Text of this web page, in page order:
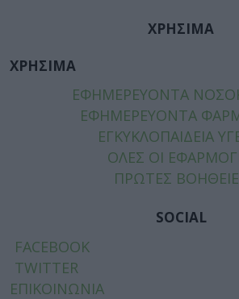
ΧΡΗΣΙΜΑ
ΧΡΗΣΙΜΑ
ΕΦΗΜΕΡΕΥΟΝΤΑ
ΕΦΗΜΕΡΕΥΟΝΤΑ
ΕΓΚΥΚΛΟΠΑΙΔΕΙΑ
ΟΛΕΣ ΟΙ
ΠΡΩΤΕΣ
SOCIAL
FACEBOOK
TWITTER
ΕΠΙΚΟΙΝΩΝΙΑ